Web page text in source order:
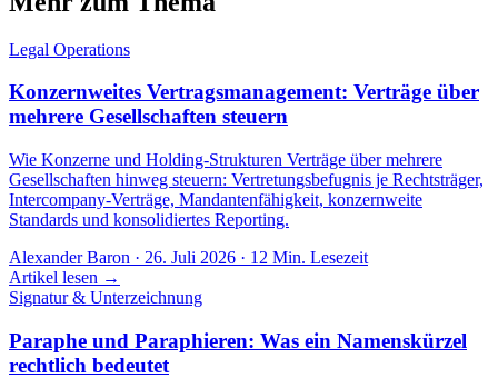
Legal Operations
Konzernweites Vertragsmanagement: Verträge über
mehrere Gesellschaften steuern
Wie Konzerne und Holding-Strukturen Verträge über mehrere
Gesellschaften hinweg steuern: Vertretungsbefugnis je Rechtsträger,
Intercompany-Verträge, Mandantenfähigkeit, konzernweite
Standards und konsolidiertes Reporting.
Alexander Baron · 26. Juli 2026 · 12 Min. Lesezeit
Artikel lesen →
Signatur & Unterzeichnung
Paraphe und Paraphieren: Was ein Namenskürzel
rechtlich bedeutet